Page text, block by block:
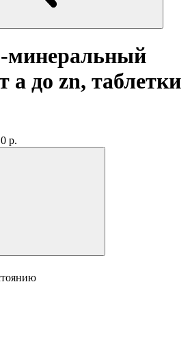
минеральный
а до zn, таблетки
р.